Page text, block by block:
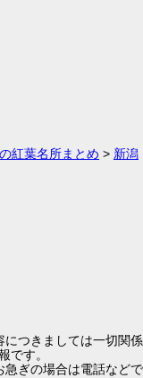
紅葉名所まとめ > 新潟
つきましては一切関係
です。
ぎの場合は電話などで